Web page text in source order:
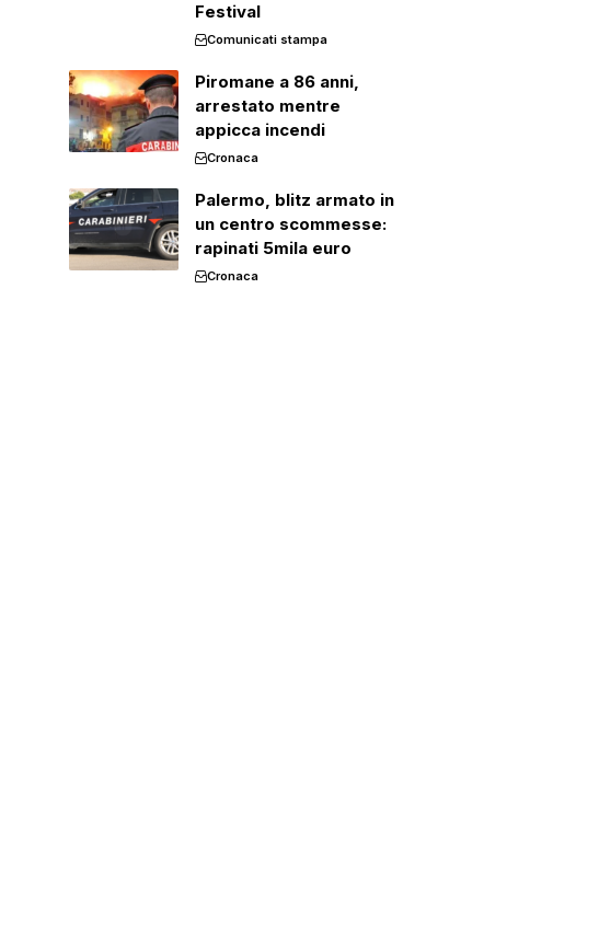
Festival
Comunicati stampa
Piromane a 86 anni,
arrestato mentre
appicca incendi
Cronaca
Palermo, blitz armato in
un centro scommesse:
rapinati 5mila euro
Cronaca